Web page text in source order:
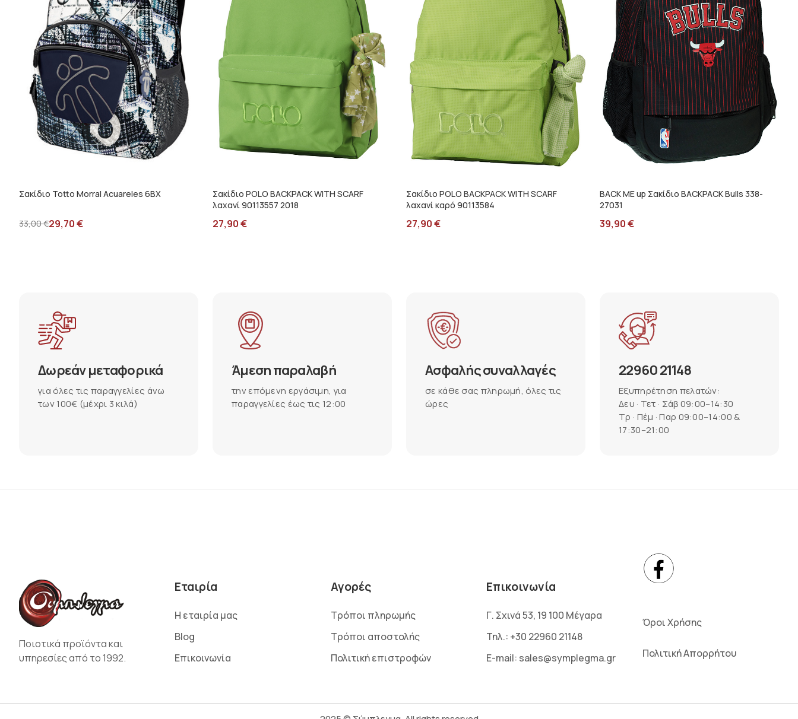
Σακίδιο Totto Morral Acuareles 6BX
33,00€29,70€
Σακίδιο POLO BACKPACK WITH SCARF
λαχανί 90113557 2018
27,90€
Σακίδιο POLO BACKPACK WITH SCARF
λαχανί καρό 90113584
27,90€
BACK ME up Σακίδιο BACKPACK Bulls 338-
27031
39,90€
Δωρεάν μεταφορικά
για όλες τις παραγγελίες άνω
των 100€ (μέχρι 3 κιλά)
Άμεση παραλαβή
την επόμενη εργάσιμη, για
παραγγελίες έως τις 12:00
Ασφαλής συναλλαγές
σε κάθε σας πληρωμή, όλες τις
ώρες
22960 21148
Εξυπηρέτηση πελατών:
Δευ · Τετ · Σάβ 09:00–14:30
Τρ · Πέμ · Παρ 09:00–14:00 &
17:30–21:00
Ποιοτικά προϊόντα και
υπηρεσίες από το 1992.
Εταιρία
Η εταιρία μας
Blog
Επικοινωνία
Αγορές
Τρόποι πληρωμής
Τρόποι αποστολής
Πολιτική επιστροφών
Επικοινωνία
Γ. Σχινά 53, 19 100 Μέγαρα
Τηλ.: +30 22960 21148
E-mail: sales@symplegma.gr
Όροι Χρήσης
Πολιτική Απορρήτου